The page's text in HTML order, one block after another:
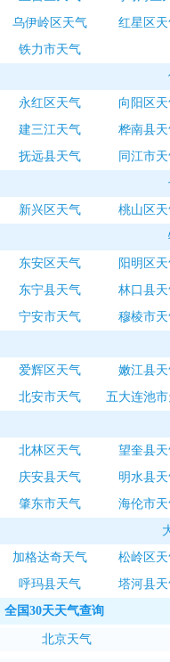
乌伊岭区天气
红星区
铁力市天气
永红区天气
向阳区
建三江天气
桦南县
抚远县天气
同江市
新兴区天气
桃山区
东安区天气
阳明区
东宁县天气
林口县
宁安市天气
穆棱市
爱辉区天气
嫩江县
北安市天气
五大连池
北林区天气
望奎县
庆安县天气
明水县
肇东市天气
海伦市
加格达奇天气
松岭区
呼玛县天气
塔河县
全国30天天气查询
北京天气